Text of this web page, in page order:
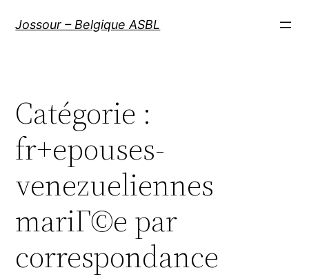
Jossour – Belgique ASBL
Catégorie :
fr+epouses-
venezueliennes
mariГ©e par
correspondance